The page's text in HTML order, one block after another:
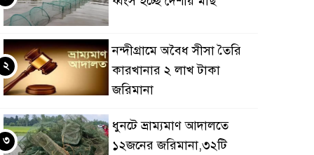
নন্দীগ্রামে অবৈধ সীসা তৈরি
কারখানার ২ লাখ টাকা
জরিমানা
২
ধুনটে ভ্রাম্যমাণ আদালতে
১২জনের জরিমানা,৩২টি
৩